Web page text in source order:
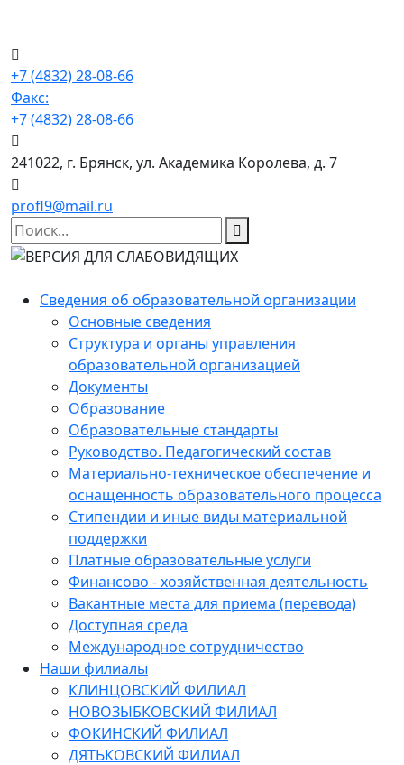
+7 (4832) 28-08-66
Факс:
+7 (4832) 28-08-66
241022, г. Брянск, ул. Академика Королева, д. 7
profl9@mail.ru
Сведения об образовательной организации
Основные сведения
Структура и органы управления
образовательной организацией
Документы
Образование
Образовательные стандарты
Руководство. Педагогический состав
Материально-техническое обеспечение и
оснащенность образовательного процесса
Стипендии и иные виды материальной
поддержки
Платные образовательные услуги
Финансово - хозяйственная деятельность
Вакантные места для приема (перевода)
Доступная среда
Международное сотрудничество
Наши филиалы
КЛИНЦОВСКИЙ ФИЛИАЛ
НОВОЗЫБКОВСКИЙ ФИЛИАЛ
ФОКИНСКИЙ ФИЛИАЛ
ДЯТЬКОВСКИЙ ФИЛИАЛ